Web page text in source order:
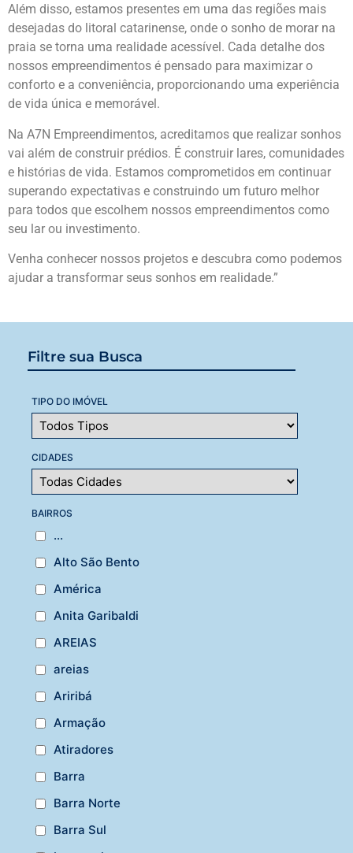
Filtre sua Busca
TIPO DO IMÓVEL
CIDADES
BAIRROS
...
Alto São Bento
América
Anita Garibaldi
AREIAS
areias
Ariribá
Armação
Atiradores
Barra
Barra Norte
Barra Sul
Além disso, estamos presentes em uma das regiões mais
desejadas do litoral catarinense, onde o sonho de morar na
praia se torna uma realidade acessível. Cada detalhe dos
nossos empreendimentos é pensado para maximizar o
conforto e a conveniência, proporcionando uma experiência
de vida única e memorável.
Na A7N Empreendimentos, acreditamos que realizar sonhos
vai além de construir prédios. É construir lares, comunidades
e histórias de vida. Estamos comprometidos em continuar
superando expectativas e construindo um futuro melhor
para todos que escolhem nossos empreendimentos como
seu lar ou investimento.
Venha conhecer nossos projetos e descubra como podemos
ajudar a transformar seus sonhos em realidade.”